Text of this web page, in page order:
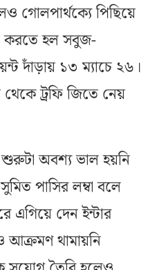
গোলপার্থক্যে পিছিয়ে
করতে হল সবুজ-
দাঁড়ায় ১৩ ম্যাচে ২৬।
থেকে ট্রফি জিতে নেয়
অবশ্য ভাল হয়নি
পাসির লম্বা বলে
এগিয়ে দেন ইন্টার
আক্রমণ থামায়নি